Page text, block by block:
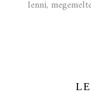
lenni,